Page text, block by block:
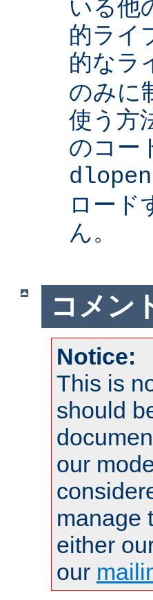
いる他
的ライ
的なラ
のみに
使う方
のコー
ロード
ん。
コメン
Notice:
This is
should
our
manage
either
our